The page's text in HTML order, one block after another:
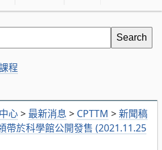
心> 最新消息 > CPTTM >新聞稿
帶於科學館公開發售 (2021.11.25
程